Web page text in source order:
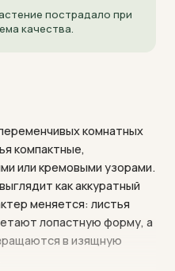
пострадало при
качества.
комнатных
компактные,
или кремовыми узорами.
как аккуратный
меняется: листья
лопастную форму, а
в изящную